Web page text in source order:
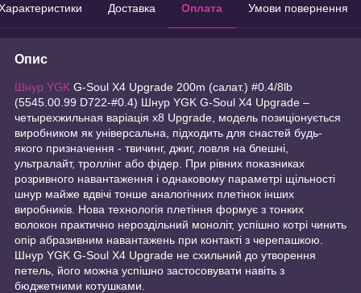
Доставка Оплата Умови повернення
Опис
Шнур YGK G-Soul X4 Upgrade 200m (салат.) #0.4/8lb
(5545.00.99 D722-#0.4) Шнур YGK G-Soul X4 Upgrade –
четырехжильная варіація x8 Upgrade, модель позиціонується
виробником як універсальна, підходить для снастей будь-
якого призначення - твичинг, джиг, ловля на блешні,
ультралайт, троллінг або фідер. При рівних показниках
розривного навантаження і однаковому параметрі щільності
шнур майже вдвічі тонше аналогічних плетінок інших
виробників. Нова технологія плетіння формує з тонких
волокон практично нероздільний моноліт, успішно котрі чинить
опір абразивним навантажень при контакті з черепашкою.
Шнур YGK G-Soul X4 Upgrade не схильний до утворення
петель, його можна успішно застосовувати навіть з
бюджетними котушками.